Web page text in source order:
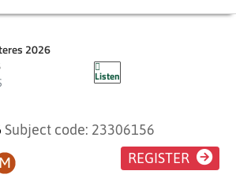
2026
Listen
Y FAMILIAS
Subject code: 23306156
REGISTER